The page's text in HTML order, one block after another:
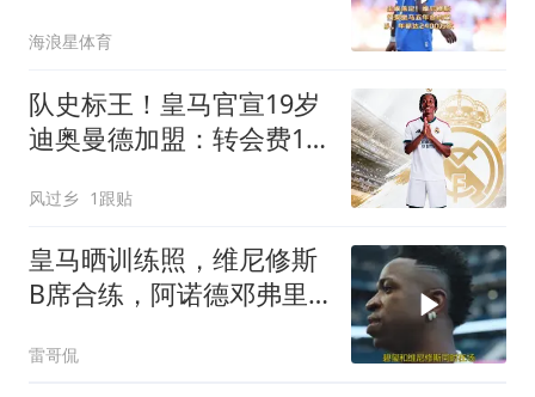
海浪星体育
队史标王！皇马官宣19岁
迪奥曼德加盟：转会费1.4
风过乡 1跟贴
皇马晒训练照，维尼修斯
B席合练，阿诺德邓弗里
雷哥侃